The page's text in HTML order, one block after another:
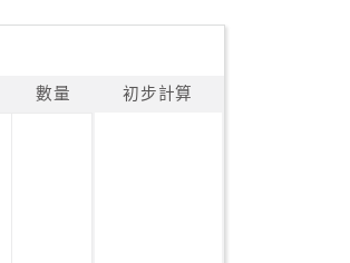
數量 初步計算